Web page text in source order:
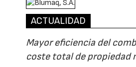
ACTUALIDAD
Mayor eficiencia del
coste total de propiedad